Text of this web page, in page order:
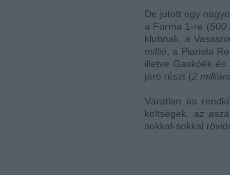
De jutott egy
a Forma 1-re (500
klubnak, a
millió , a Piarista
illetve Gaskóék
járó részt (2
Váratlan és
költségek, az
sokkal-sokkal